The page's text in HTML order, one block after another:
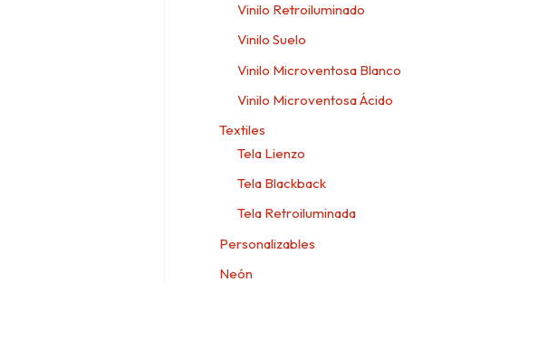
Vinilo Retroiluminado
Vinilo Suelo
Vinilo Microventosa Blanco
Vinilo Microventosa Ácido
Textiles
Tela Lienzo
Tela Blackback
Tela Retroiluminada
Personalizables
Neón